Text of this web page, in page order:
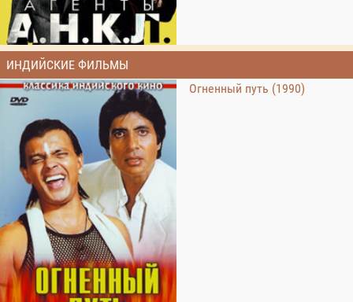
ИНДИЙСКИЕ ФИЛЬМЫ
Огненный путь (1990)